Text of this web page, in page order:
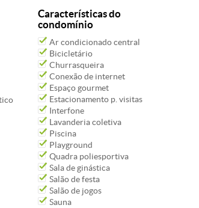
Características do
condomínio
Ar condicionado central
Bicicletário
Churrasqueira
Conexão de internet
Espaço gourmet
Estacionamento p. visitas
Interfone
Lavanderia coletiva
Piscina
Playground
Quadra poliesportiva
Sala de ginástica
Salão de festa
Salão de jogos
Sauna